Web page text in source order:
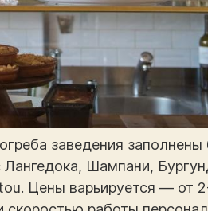
заведения
Шампани,
Цены варьируется — от